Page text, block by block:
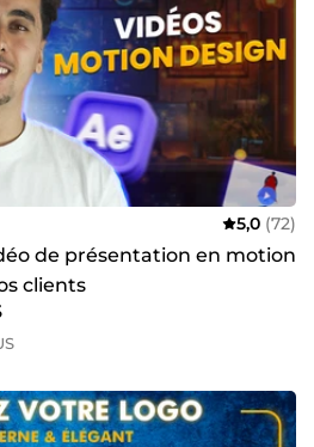
5,0 (72)
de présentation en motion
clients